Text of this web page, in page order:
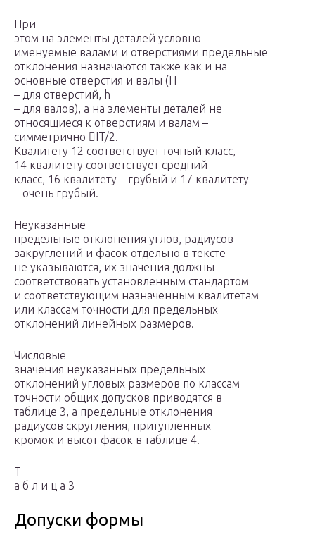
При
этом на элементы деталей условно
именуемые валами и отверстиями предельные
отклонения назначаются также как и на
основные отверстия и валы (H
– для отверстий, h
– для валов), а на элементы деталей не
относящиеся к отверстиям и валам –
симметрично IT/2.
Квалитету 12 соответствует точный класс,
14 квалитету соответствует средний
класс, 16 квалитету – грубый и 17 квалитету
– очень грубый.
Неуказанные
предельные отклонения углов, радиусов
закруглений и фасок отдельно в тексте
не указываются, их значения должны
соответствовать установленным стандартом
и соответствующим назначенным квалитетам
или классам точности для предельных
отклонений линейных размеров.
Числовые
значения неуказанных предельных
отклонений угловых размеров по классам
точности общих допусков приводятся в
таблице 3, а предельные отклонения
радиусов скругления, притупленных
кромок и высот фасок в таблице 4.
Т
а б л и ц а 3
Допуски формы